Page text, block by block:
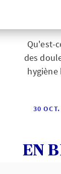
Qu'est-
des
30
EN